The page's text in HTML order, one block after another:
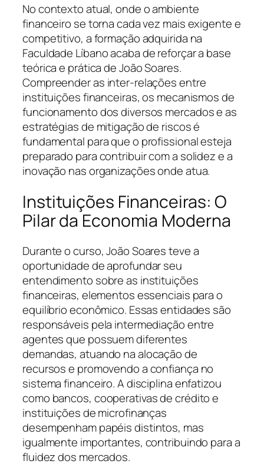
No contexto atual, onde o ambiente
financeiro se torna cada vez mais exigente e
competitivo, a formação adquirida na
Faculdade Líbano acaba de reforçar a base
teórica e prática de João Soares.
Compreender as inter-relações entre
instituições financeiras, os mecanismos de
funcionamento dos diversos mercados e as
estratégias de mitigação de riscos é
fundamental para que o profissional esteja
preparado para contribuir com a solidez e a
inovação nas organizações onde atua.
Instituições Financeiras: O
Pilar da Economia Moderna
Durante o curso, João Soares teve a
oportunidade de aprofundar seu
entendimento sobre as instituições
financeiras, elementos essenciais para o
equilíbrio econômico. Essas entidades são
responsáveis pela intermediação entre
agentes que possuem diferentes
demandas, atuando na alocação de
recursos e promovendo a confiança no
sistema financeiro. A disciplina enfatizou
como bancos, cooperativas de crédito e
instituições de microfinanças
desempenham papéis distintos, mas
igualmente importantes, contribuindo para a
fluidez dos mercados.